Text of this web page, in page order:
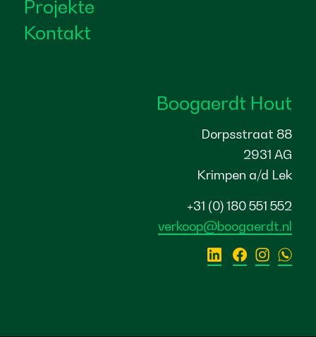
Projekte
Kontakt
Boogaerdt Hout
Dorpsstraat 88
2931 AG
Krimpen a/d Lek
+31 (0) 180 551 552
verkoop@boogaerdt.nl